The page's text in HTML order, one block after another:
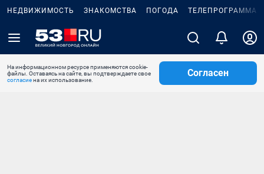
НЕДВИЖИМОСТЬ ЗНАКОМСТВА ПОГОДА ТЕЛЕПРОГРАММА
На информационном ресурсе применяются cookie-
файлы. Оставаясь на сайте, вы подтверждаете свое
согласиена их использование.
Согласен